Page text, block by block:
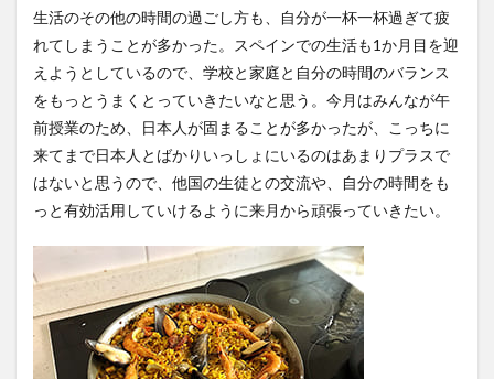
生活のその他の時間の過ごし方も、自分が一杯一杯過ぎて疲
れてしまうことが多かった。スペインでの生活も1か月目を迎
えようとしているので、学校と家庭と自分の時間のバランス
をもっとうまくとっていきたいなと思う。今月はみんなが午
前授業のため、日本人が固まることが多かったが、こっちに
来てまで日本人とばかりいっしょにいるのはあまりプラスで
はないと思うので、他国の生徒との交流や、自分の時間をも
っと有効活用していけるように来月から頑張っていきたい。
長期休暇
集会 韓国
韓国現代史
韓国留学
韓国社会研究 韓国語
検索